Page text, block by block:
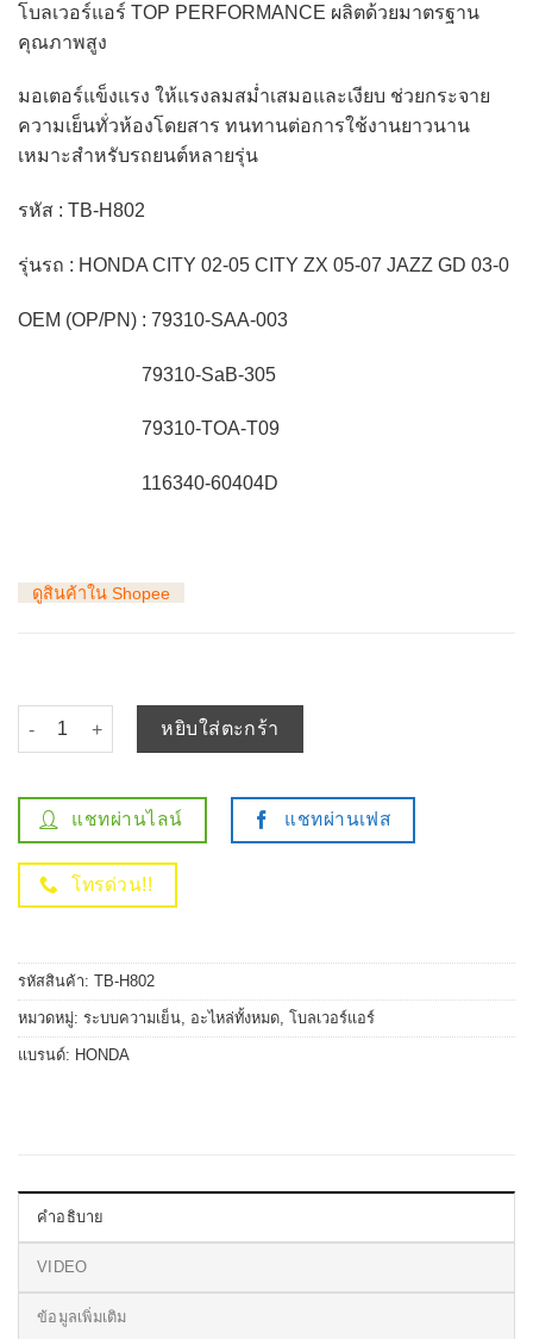
โบลเวอร์แอร์ TOP PERFORMANCE ผลิตด้วยมาตรฐาน
คุณภาพสูง
มอเตอร์แข็งแรง ให้แรงลมสม่ำเสมอและเงียบ ช่วยกระจาย
ความเย็นทั่วห้องโดยสาร ทนทานต่อการใช้งานยาวนาน
เหมาะสำหรับรถยนต์หลายรุ่น
รหัส : TB-H802
รุ่นรถ : HONDA CITY 02-05 CITY ZX 05-07 JAZZ GD 03-0
OEM (OP/PN) : 79310-SAA-003
79310-SaB-305
79310-TOA-T09
116340-60404D
ดูสินค้าใน Shopee
จำนวน โบวเวอร์แอร์ HONDA CITY 02-05 CITY ZX 05-07 JAZZ
หยิบใส่ตะกร้า
แชทผ่านไลน์ แชทผ่านเฟส
โทรด่วน!!
รหัสสินค้า: TB-H802
หมวดหมู่: ระบบความเย็น อะไหล่ทั้งหมด โบลเวอร์แอร์
แบรนด์: HONDA
คำอธิบาย
VIDEO
ข้อมูลเพิ่มเติม